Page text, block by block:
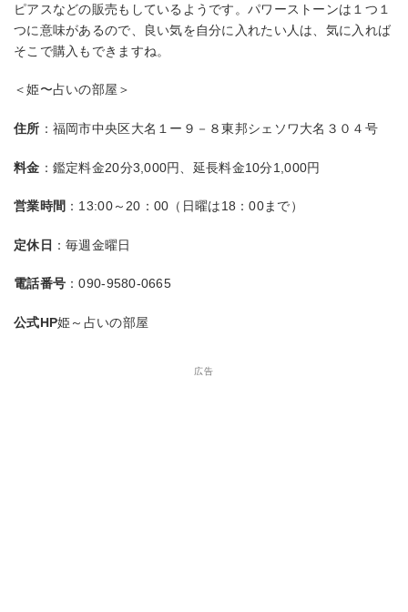
ピアスなどの販売もしているようです。パワーストーンは１つ１
つに意味があるので、良い気を自分に入れたい人は、気に入れば
そこで購入もできますね。
＜姫〜占いの部屋＞
住所 ：福岡市中央区大名１ー９－８東邦シェソワ大名３０４号
料金 ：鑑定料金20分3,000円、延長料金10分1,000円
営業時間 ：13:00～20：00（日曜は18：00まで）
定休日 ：毎週金曜日
電話番号 ：090-9580-0665
公式HP姫～占いの部屋
広告